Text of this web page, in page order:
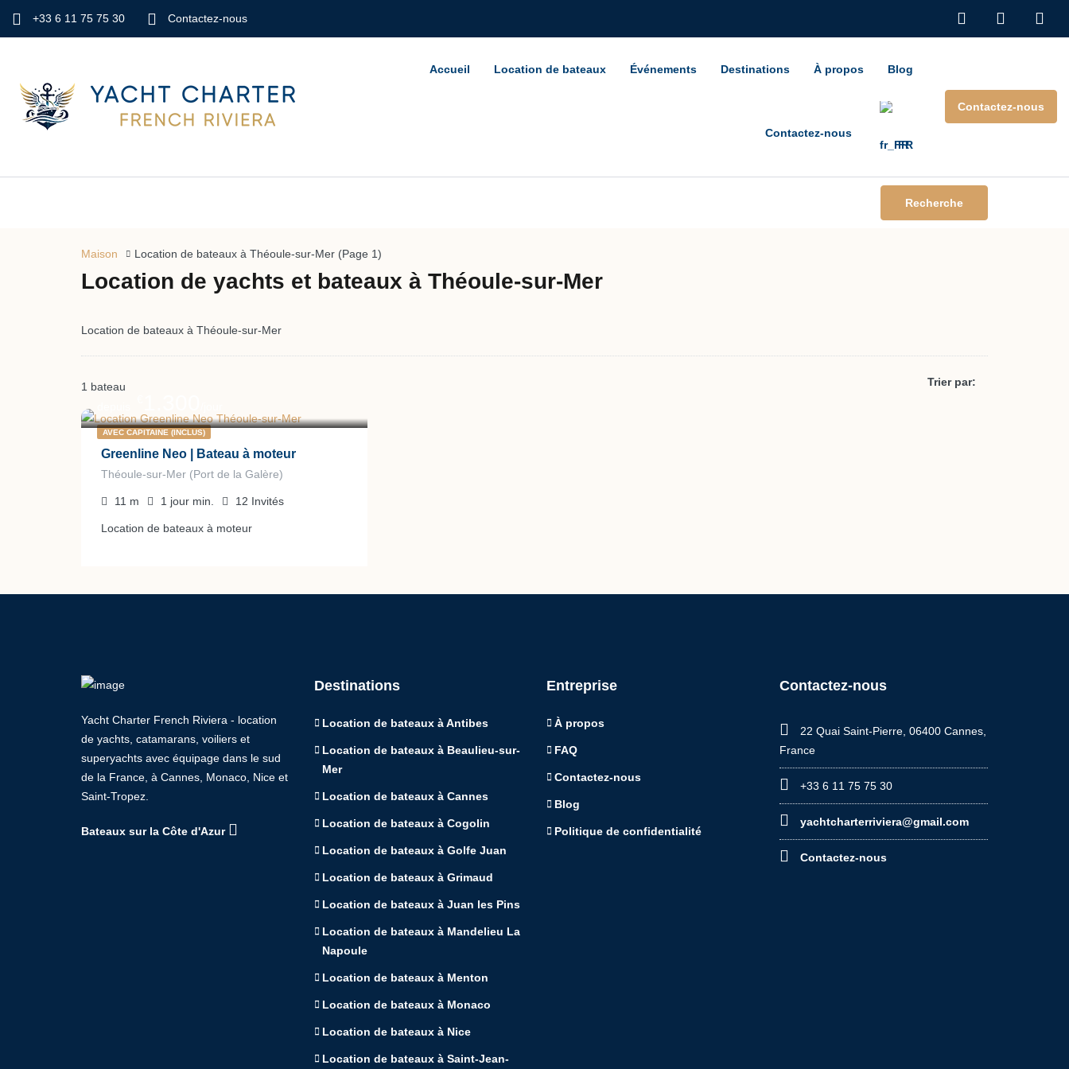
+33 6 11 75 75 30 Contactez-nous
Accueil Location de bateaux Événements Destinations À propos Blog
Contactez-nous
FR
Contactez-nous
Recherche
Maison Location de bateaux à Théoule-sur-Mer (Page 1)
Location de yachts et bateaux à Théoule-sur-Mer
Location de bateaux à Théoule-sur-Mer
1 bateau Trier par:
AVEC CAPITAINE (INCLUS)
Greenline Neo | Bateau à moteur
Théoule-sur-Mer (Port de la Galère)
11 m 1 jour min. 12 Invités
Location de bateaux à moteur
Yacht Charter French Riviera - location
de yachts, catamarans, voiliers et
superyachts avec équipage dans le sud
de la France, à Cannes, Monaco, Nice et
Saint-Tropez.
Bateaux sur la Côte d'Azur
Destinations
Location de bateaux à Antibes
Location de bateaux à Beaulieu-sur-
Mer
Location de bateaux à Cannes
Location de bateaux à Cogolin
Location de bateaux à Golfe Juan
Location de bateaux à Grimaud
Location de bateaux à Juan les Pins
Location de bateaux à Mandelieu La
Napoule
Location de bateaux à Menton
Location de bateaux à Monaco
Location de bateaux à Nice
Location de bateaux à Saint-Jean-
Entreprise
À propos
FAQ
Contactez-nous
Blog
Politique de confidentialité
Contactez-nous
22 Quai Saint-Pierre, 06400 Cannes,
France
+33 6 11 75 75 30
yachtcharterriviera@gmail.com
Contactez-nous